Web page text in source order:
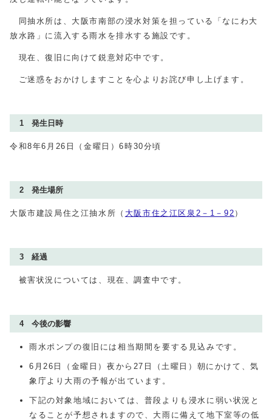
同抽水所は、大阪市南部の浸水対策を担っている「なにわ大
放水路」に流入する雨水を排水する施設です。
現在、復旧に向けて鋭意対応中です。
ご迷惑をおかけしますことを心よりお詫び申し上げます。
1 発⽣⽇時
令和8年6月26日（金曜⽇）6時30分頃
2 発⽣場所
⼤阪市建設局住之江抽水所（ 大阪市住之江区泉2－1－92 ）
3 経過
被害状況については、現在、調査中です。
4 今後の影響
雨水ポンプの復旧には相当期間を要する見込みです。
6月26日（金曜日）夜から27日（土曜日）朝にかけて、気
象庁より大雨の予報が出ています。
下記の対象地域においては、普段よりも浸水に弱い状況と
なることが予想されますので、大雨に備えて地下室等の低